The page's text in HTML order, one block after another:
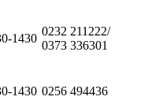
1430
0232 211222/
0373 336301
1430 0256 494436